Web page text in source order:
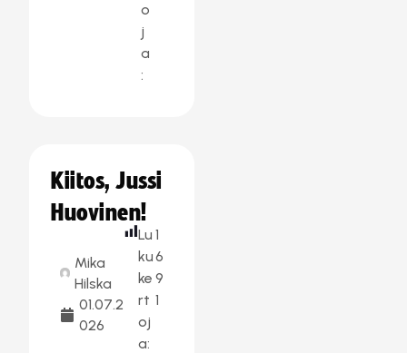
o
j
a
:
Kiitos, Jussi
Huovinen!
Mika
Hilska
01.07.2
026
Lu
ku
ke
rt
oj
a:
1
6
9
1